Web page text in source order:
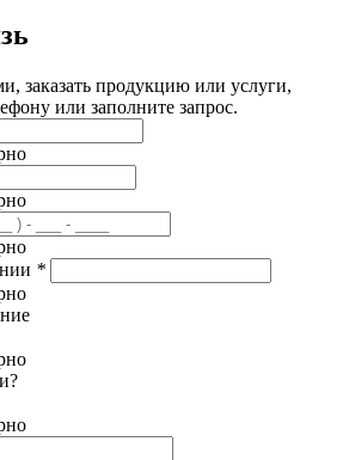
заказать продукцию или услуги,
или заполните запрос.
*